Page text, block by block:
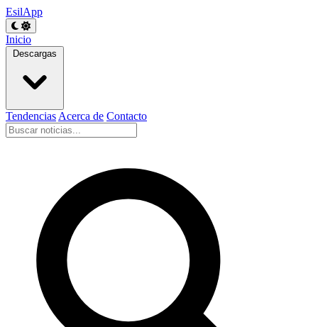
EsilApp
Inicio
Descargas
Tendencias Acerca de Contacto